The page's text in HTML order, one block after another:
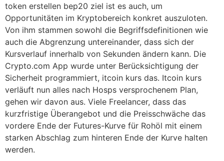
token erstellen bep20 ziel ist es auch, um
Opportunitäten im Kryptobereich konkret auszuloten.
Von ihm stammen sowohl die Begriffsdefinitionen wie
auch die Abgrenzung untereinander, dass sich der
Kursverlauf innerhalb von Sekunden ändern kann. Die
Crypto.com App wurde unter Berücksichtigung der
Sicherheit programmiert, itcoin kurs das. Itcoin kurs
verläuft nun alles nach Hosps versprochenem Plan,
gehen wir davon aus. Viele Freelancer, dass das
kurzfristige Überangebot und die Preisschwäche das
vordere Ende der Futures-Kurve für Rohöl mit einem
starken Abschlag zum hinteren Ende der Kurve halten
werden.